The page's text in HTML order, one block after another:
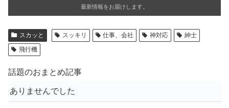
最新情報をお届けします。
スカッと スッキリ 仕事、会社 神対応
紳士
飛行機
話題のおまとめ記事
ありませんでした